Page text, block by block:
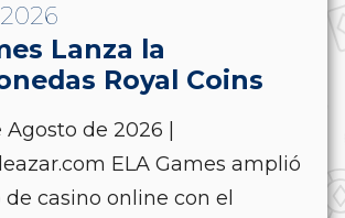
Lanza la
Royal Coins
de 2026 |
ELA Games amplió
casino online con el